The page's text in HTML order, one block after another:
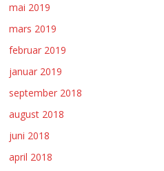
mai 2019
mars 2019
februar 2019
januar 2019
september 2018
august 2018
juni 2018
april 2018